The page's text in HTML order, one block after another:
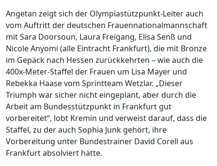
Angetan zeigt sich der Olympiastützpunkt-Leiter auch
vom Auftritt der deutschen Frauennationalmannschaft
mit Sara Doorsoun, Laura Freigang, Elisa Senß und
Nicole Anyomi (alle Eintracht Frankfurt), die mit Bronze
im Gepäck nach Hessen zurückkehrten – wie auch die
400x-Meter-Staffel der Frauen um Lisa Mayer und
Rebekka Haase vom Sprintteam Wetzlar. „Dieser
Triumph war sicher nicht eingeplant, aber durch die
Arbeit am Bundesstützpunkt in Frankfurt gut
vorbereitet“, lobt Kremin und verweist darauf, dass die
Staffel, zu der auch Sophia Junk gehört, ihre
Vorbereitung unter Bundestrainer David Corell aus
Frankfurt absolviert hätte.